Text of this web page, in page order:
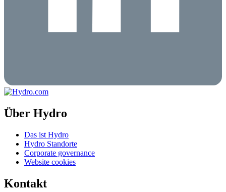
Über Hydro
Das ist Hydro
Hydro Standorte
Corporate governance
Website cookies
Kontakt